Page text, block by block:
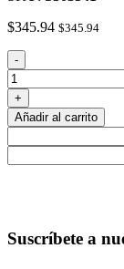
$345.94 $345.94
54
x
27
Tina
de
-
+
Añadir al carrito
Suscríbete a